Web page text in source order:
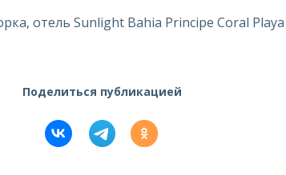
отель Sunlight Bahia Principe Coral
Поделиться публикацией